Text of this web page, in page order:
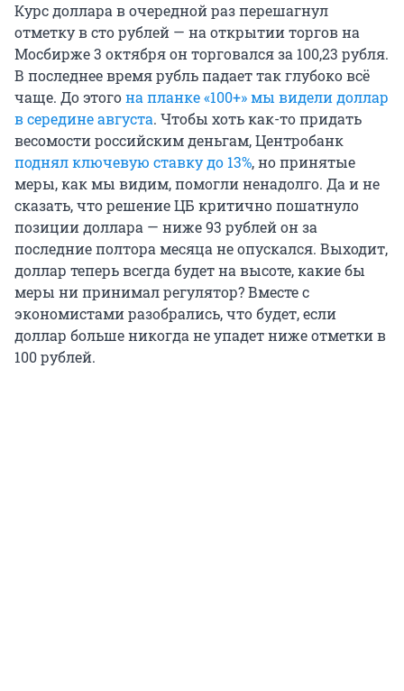
Курс доллара в очередной раз перешагнул
отметку в сто рублей — на открытии торгов на
Мосбирже 3 октября он торговался за 100,23 рубля.
В последнее время рубль падает так глубоко всё
чаще. До этогона планке «100+» мы видели доллар
в середине августа. Чтобы хоть как-то придать
весомости российским деньгам, Центробанк
поднял ключевую ставку до 13%, но принятые
меры, как мы видим, помогли ненадолго. Да и не
сказать, что решение ЦБ критично пошатнуло
позиции доллара — ниже 93 рублей он за
последние полтора месяца не опускался. Выходит,
доллар теперь всегда будет на высоте, какие бы
меры ни принимал регулятор? Вместе с
экономистами разобрались, что будет, если
доллар больше никогда не упадет ниже отметки в
100 рублей.